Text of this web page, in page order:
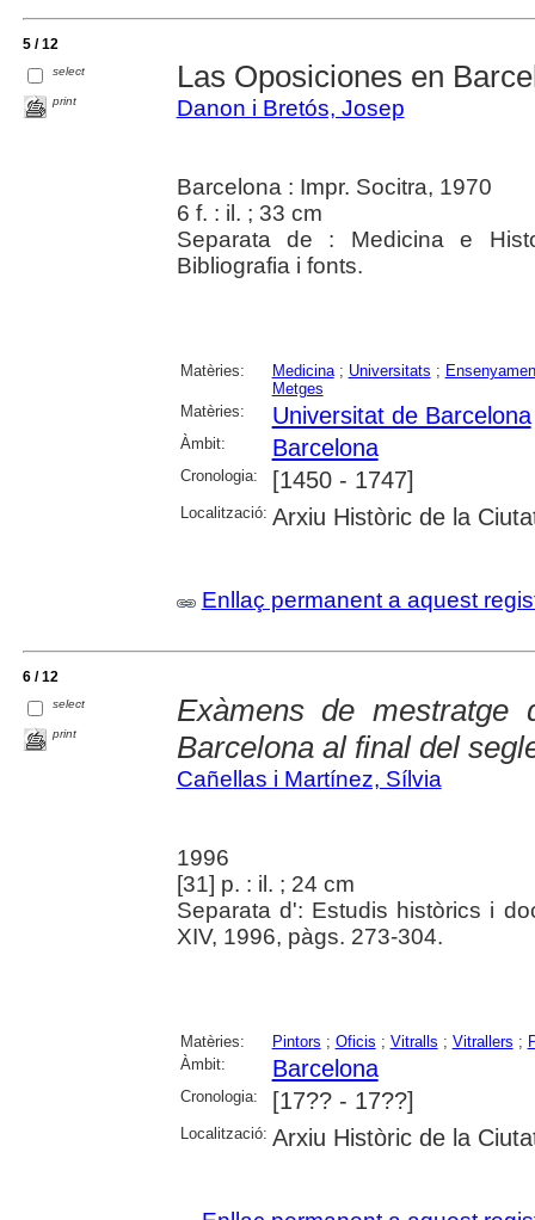
5 / 12
select
print
Las Oposiciones en
Danon i Bretós, Josep
Barcelona : Impr. Socitra, 1970
6 f. : il. ; 33 cm
Separata de : Medicina e
Bibliografia i fonts.
Matèries: Medicina; Universitats ;
Metges
Matèries:
Universitat de Barcelona
Àmbit: Barcelona
Cronologia: [1450 - 1747]
Localització: Arxiu Històric de la
Enllaç permanent a aquest
6 / 12
select
print
Exàmens de
Barcelona al final del
Cañellas i Martínez, Sílvia
1996
[31] p. : il. ; 24 cm
Separata d': Estudis històrics i
XIV, 1996, pàgs. 273-304.
Matèries: Pintors ; Oficis ; Vitralls ; Vitrallers ;
Àmbit:
Barcelona
Cronologia: [17?? - 17??]
Localització: Arxiu Històric de la